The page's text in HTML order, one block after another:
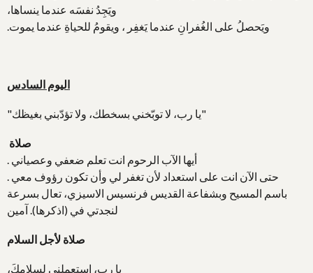
ويَجِدُ نفسَه عندما ينساها،
ويَحصلُ على الغُفرانِ عندما يَغفِر ، ويقومُ للحياةِ عندما يموت.
اليوم السادس
"يا رب، لا توبّخني بسخطك، ولا تؤدّبني بغيظك"
صلاة
أيها الآب الرحوم انت تعلم ضعفي وعصياني .
حتى الآن انت على استعداد لأن تغفر لي وأن تكون رؤوف معي .
باسم المسيح وبشفاعة القديس فرنسيس الاسيزي، تعال بسرعة
لنجدتي في (اذكرها). آمين
صلاة لأجل السلام
يا رب، إستعملني لسلامِكَ،